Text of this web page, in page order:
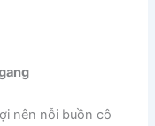
nên nỗi buồn cô